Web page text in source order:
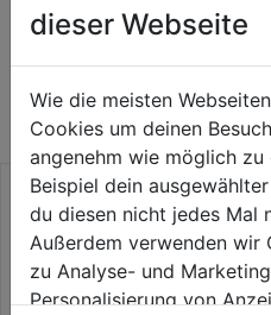
KATEGORIE
dieser Webseite
Wie die meisten
Cookies um deinen
angenehm wie möglich
Beispiel dein
du diesen nicht jedes Mal
Außerdem verwenden wir
zu Analyse- und
Personalisierung von